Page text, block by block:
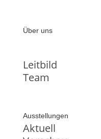
Über uns
Leitbild
Team
Ausstellungen
Aktuell